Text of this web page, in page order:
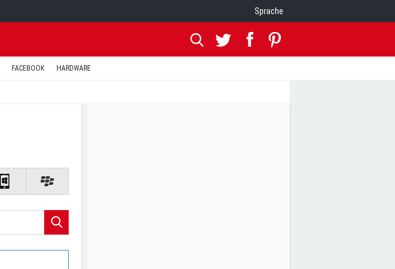
Sprache
FACEBOOK HARDWARE